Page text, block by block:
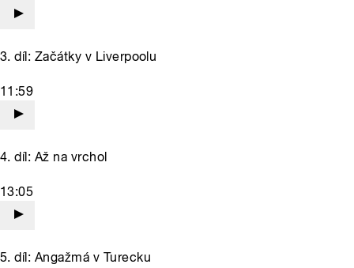
3. díl: Začátky v Liverpoolu
11:59
4. díl: Až na vrchol
13:05
5. díl: Angažmá v Turecku